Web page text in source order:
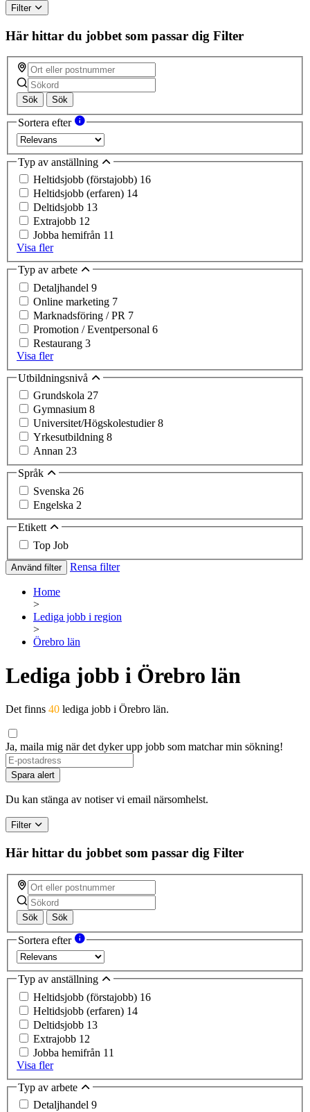
Filter
Här hittar du jobbet som passar dig Filter
Sök Sök
Sortera efter
Typ av anställning
Heltidsjobb (förstajobb) 16
Heltidsjobb (erfaren) 14
Deltidsjobb 13
Extrajobb 12
Jobba hemifrån 11
Visa fler
Typ av arbete
Detaljhandel 9
Online marketing 7
Marknadsföring / PR 7
Promotion / Eventpersonal 6
Restaurang 3
Visa fler
Utbildningsnivå
Grundskola 27
Gymnasium 8
Universitet/Högskolestudier8
Yrkesutbildning 8
Annan 23
Språk
Svenska 26
Engelska 2
Etikett
Top Job
Använd filter Rensa filter
Home
>
Lediga jobb i region
>
Örebro län
Lediga jobb i Örebro län
Det finns 40 lediga jobb i Örebro län.
Ja, maila mig när det dyker upp jobb som matchar min sökning!
If
you
are
a
ignore
this
field
Spara alert
Du kan stänga av notiser vi email närsomhelst.
Filter
Här hittar du jobbet som passar dig Filter
Sök Sök
Sortera efter
Typ av anställning
Heltidsjobb (förstajobb) 16
Heltidsjobb (erfaren) 14
Deltidsjobb 13
Extrajobb 12
Jobba hemifrån 11
Visa fler
Typ av arbete
Detaljhandel 9